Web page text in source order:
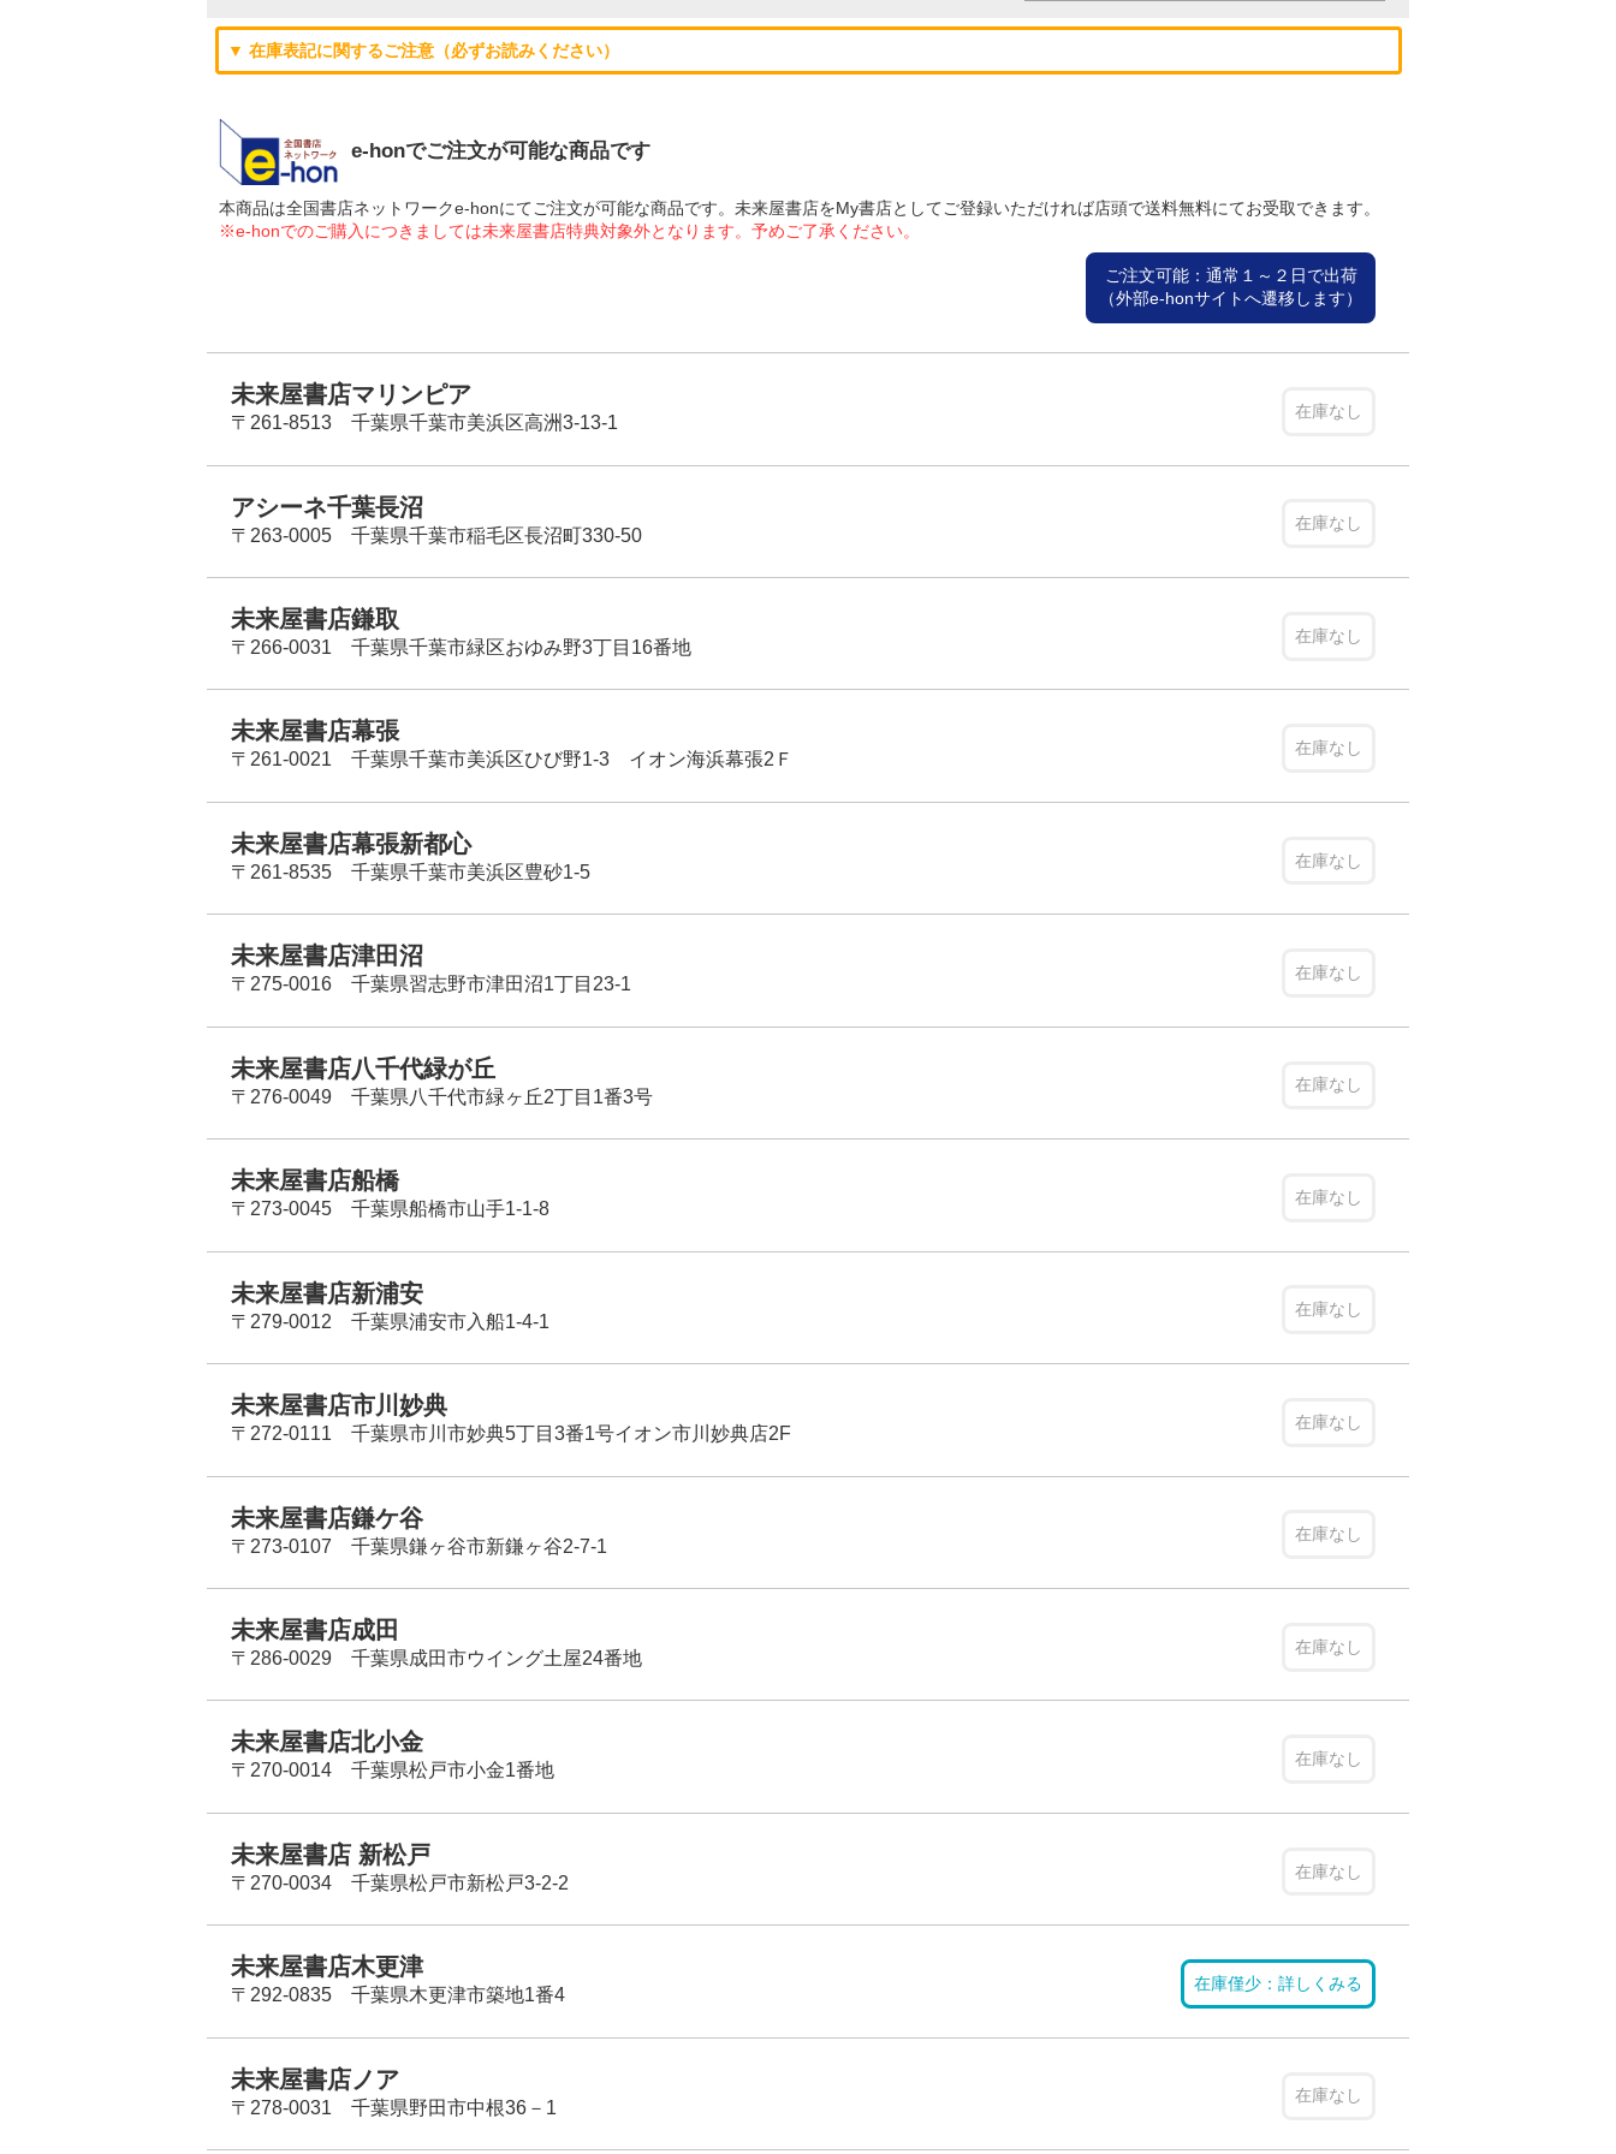
▼ 在庫表記に関するご注意（必ずお読みください）
e-honでご注文が可能な商品です
本商品は全国書店ネットワークe-honにてご注文が可能な商品です。未来屋書店をMy書店としてご登録いただければ店頭で送料無料にてお受取できます。
※e-honでのご購入につきましては未来屋書店特典対象外となります。予めご了承ください。
ご注文可能：通常１～２日で出荷
（外部e-honサイトへ遷移します）
未来屋書店マリンピア
〒261-8513 千葉県千葉市美浜区高洲3-13-1
在庫なし
アシーネ千葉長沼
〒263-0005 千葉県千葉市稲毛区長沼町330-50
在庫なし
未来屋書店鎌取
〒266-0031 千葉県千葉市緑区おゆみ野3丁目16番地
在庫なし
未来屋書店幕張
〒261-0021 千葉県千葉市美浜区ひび野1-3 イオン海浜幕張2Ｆ
在庫なし
未来屋書店幕張新都心
〒261-8535 千葉県千葉市美浜区豊砂1-5
在庫なし
未来屋書店津田沼
〒275-0016 千葉県習志野市津田沼1丁目23-1
在庫なし
未来屋書店八千代緑が丘
〒276-0049 千葉県八千代市緑ヶ丘2丁目1番3号
在庫なし
未来屋書店船橋
〒273-0045 千葉県船橋市山手1-1-8
在庫なし
未来屋書店新浦安
〒279-0012 千葉県浦安市入船1-4-1
在庫なし
未来屋書店市川妙典
〒272-0111 千葉県市川市妙典5丁目3番1号イオン市川妙典店2F
在庫なし
未来屋書店鎌ケ谷
〒273-0107 千葉県鎌ヶ谷市新鎌ヶ谷2-7-1
在庫なし
未来屋書店成田
〒286-0029 千葉県成田市ウイング土屋24番地
在庫なし
未来屋書店北小金
〒270-0014 千葉県松戸市小金1番地
在庫なし
未来屋書店 新松戸
〒270-0034 千葉県松戸市新松戸3-2-2
在庫なし
未来屋書店木更津
〒292-0835 千葉県木更津市築地1番4
在庫僅少：詳しくみる
未来屋書店ノア
〒278-0031 千葉県野田市中根36－1
在庫なし